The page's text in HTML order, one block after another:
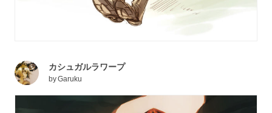
カシュガルラワープ
byGaruku